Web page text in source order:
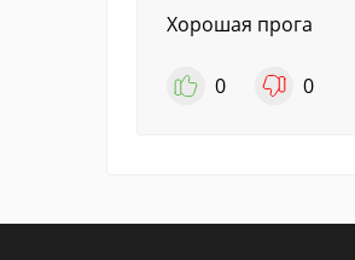
Хорошая прога
0 0